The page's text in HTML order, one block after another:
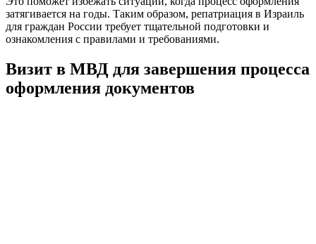
затягивается на годы. Таким образом, репатриация в Израиль
для граждан России требует тщательной подготовки и
ознакомления с правилами и требованиями.
Визит в МВД для завершения процесса
оформления документов